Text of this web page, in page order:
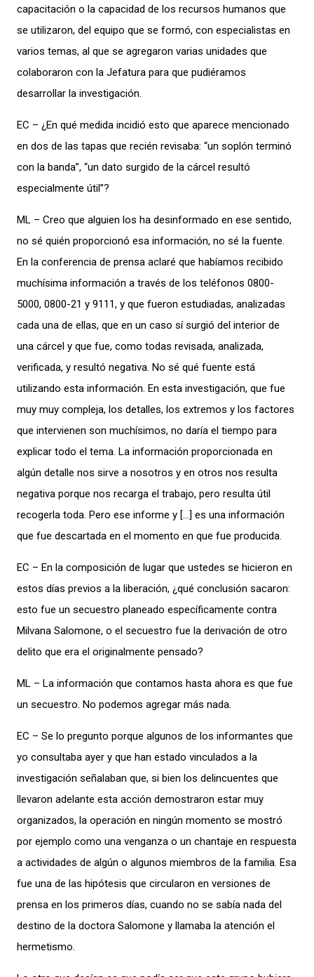
capacitación o la capacidad de los recursos humanos que
se utilizaron, del equipo que se formó, con especialistas en
varios temas, al que se agregaron varias unidades que
colaboraron con la Jefatura para que pudiéramos
desarrollar la investigación.
EC – ¿En qué medida incidió esto que aparece mencionado
en dos de las tapas que recién revisaba: “un soplón terminó
con la banda”, “un dato surgido de la cárcel resultó
especialmente útil”?
ML – Creo que alguien los ha desinformado en ese sentido,
no sé quién proporcionó esa información, no sé la fuente.
En la conferencia de prensa aclaré que habíamos recibido
muchísima información a través de los teléfonos 0800-
5000, 0800-21 y 9111, y que fueron estudiadas, analizadas
cada una de ellas, que en un caso sí surgió del interior de
una cárcel y que fue, como todas revisada, analizada,
verificada, y resultó negativa. No sé qué fuente está
utilizando esta información. En esta investigación, que fue
muy muy compleja, los detalles, los extremos y los factores
que intervienen son muchísimos, no daría el tiempo para
explicar todo el tema. La información proporcionada en
algún detalle nos sirve a nosotros y en otros nos resulta
negativa porque nos recarga el trabajo, pero resulta útil
recogerla toda. Pero ese informe y […] es una información
que fue descartada en el momento en que fue producida.
EC – En la composición de lugar que ustedes se hicieron en
estos días previos a la liberación, ¿qué conclusión sacaron:
esto fue un secuestro planeado específicamente contra
Milvana Salomone, o el secuestro fue la derivación de otro
delito que era el originalmente pensado?
ML – La información que contamos hasta ahora es que fue
un secuestro. No podemos agregar más nada.
EC – Se lo pregunto porque algunos de los informantes que
yo consultaba ayer y que han estado vinculados a la
investigación señalaban que, si bien los delincuentes que
llevaron adelante esta acción demostraron estar muy
organizados, la operación en ningún momento se mostró
por ejemplo como una venganza o un chantaje en respuesta
a actividades de algún o algunos miembros de la familia. Esa
fue una de las hipótesis que circularon en versiones de
prensa en los primeros días, cuando no se sabía nada del
destino de la doctora Salomone y llamaba la atención el
hermetismo.